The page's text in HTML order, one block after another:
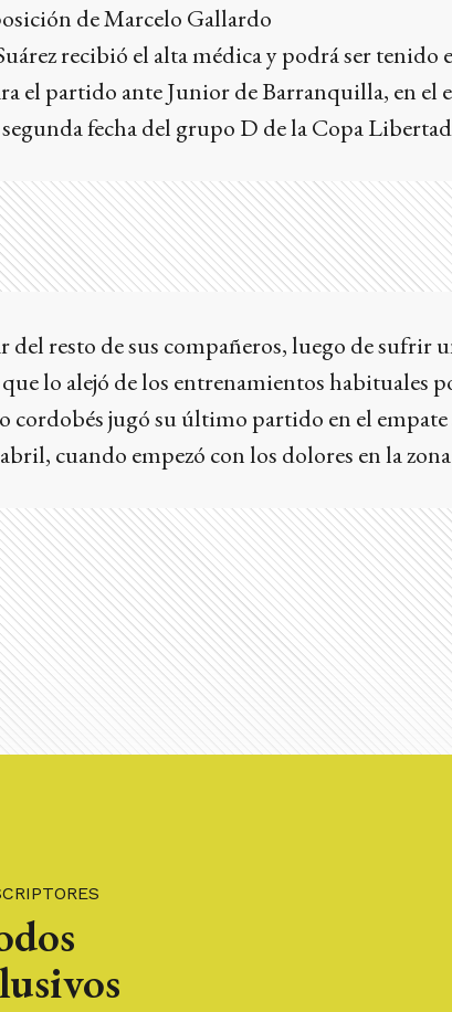
de Marcelo Gallardo
recibió el alta médica y podrá ser tenido
el partido ante Junior de Barranquilla, en el
fecha del grupo D de la Copa
del resto de sus compañeros, luego de sufrir
lo alejó de los entrenamientos habituales
cordobés jugó su último partido en el empate
cuando empezó con los dolores en la